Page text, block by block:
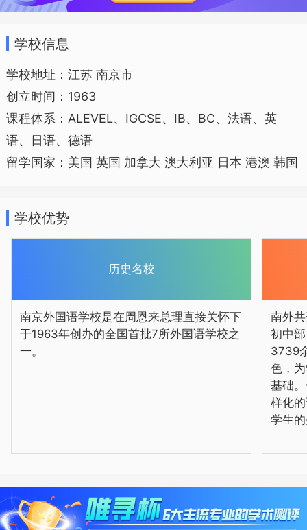
育有中国灵魂、世界胸怀的现代人”培养目
标，并围绕这一目标提出了“融贯中西、文
修课程、地方必修课程、校本选修课程、
校本活动性课程的“四驾马车”课程体系，努
力为学生的思维、能力与素质的发展提供
最广阔的活动平台与课程资源，全面提高
下必须具备的道德素养、人文素养和现代
经过半个世纪的不懈求索，如今的南
外已经发展成为一所特色鲜明、优势突出
的国际化、信息化、现代化、开放型学
校，为国家培养了一批又一批外语特长、
学校信息
学校地址：江苏 南京市
创立时间：1963
课程体系：ALEVEL、IGCSE、IB、BC、法语、英
语、日语、德语
留学国家：美国 英国 加拿大 澳大利亚 日本 港澳 韩国
学校优势
历史名校
南京外国语学校是在周恩来总理直接关怀下
于1963年创办的全国首批7所外国语学校之
一。
南外
初中
3739
色，
基础
样化
学生